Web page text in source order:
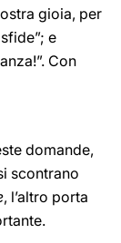
gioia, per
e
Con
domande,
scontrano
, l’altro porta